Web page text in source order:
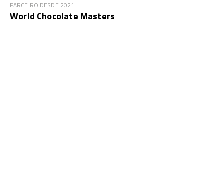
PARCEIRO DESDE 2021
World Chocolate Masters